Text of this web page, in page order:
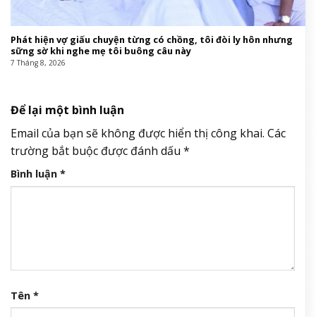
Phát hiện vợ giấu chuyện từng có chồng, tôi đòi ly hôn nhưng
sững sờ khi nghe mẹ tôi buông câu này
7 Tháng 8, 2026
Để lại một bình luận
Email của bạn sẽ không được hiển thị công khai. Các
trường bắt buộc được đánh dấu *
Bình luận *
Tên *